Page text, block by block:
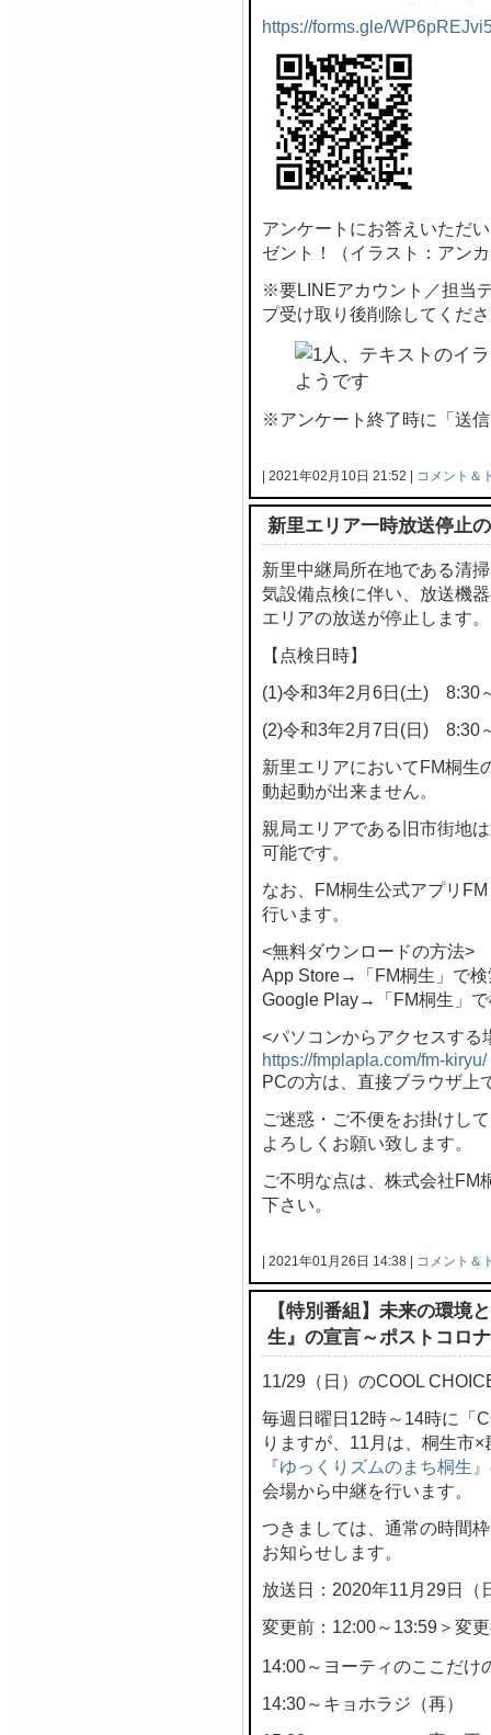
https://forms.gle/
アンケートにお答えいただ
ゼント！（イラスト：アン
※要LINEアカウント／担当
プ受け取り後削除してくだ
※アンケート終了時に「送
| 2021年02月10日 21:52 | コメント＆
新里エリア一時放送停止
新里中継局所在地である清
気設備点検に伴い、放送機
エリアの放送が停止します。
【点検日時】
(1)令和3年2月6日(土) 8:30
(2)令和3年2月7日(日) 8:30
新里エリアにおいてFM桐生
動起動が出来ません。
親局エリアである旧市街地
可能です。
なお、FM桐生公式アプリ
行います。
<無料ダウンロードの方法>
App Store→「FM桐生」で検
Google Play→「FM桐生」
<パソコンからアクセスする
https://fmplapla.com/fm-kiryu/
PCの方は、直接ブラウザ上
ご迷惑・ご不便をお掛けし
よろしくお願い致します。
ご不明な点は、株式会社FM
下さい。
| 2021年01月26日 14:38 | コメント＆
【特別番組】未来の環境
生』の宣言～ポストコロ
11/29（日）のCOOL
毎週日曜日12時～14時に「
りますが、11月は、桐生市
『ゆっくりズムのまち桐生
会場から中継を行います。
つきましては、通常の時間
お知らせします。
放送日：2020年11月29日（
変更前：12:00～13:59＞変
14:00～ヨーティのここだけ
14:30～キョホラジ（再）